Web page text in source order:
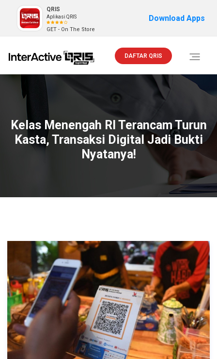
QRIS
Aplikasi QRIS
GET - On The Store
Download Apps
Toggle
DAFTAR QRIS
Kelas Menengah RI Terancam Turun
Kasta, Transaksi Digital Jadi Bukti
Nyatanya!